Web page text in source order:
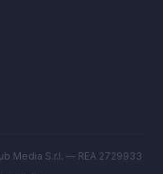
Media S.r.l. — REA 2729933